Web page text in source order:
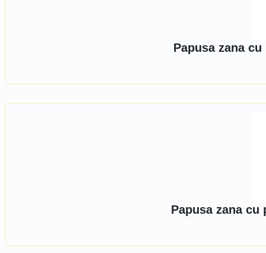
Papusa zana
Papusa zana cu